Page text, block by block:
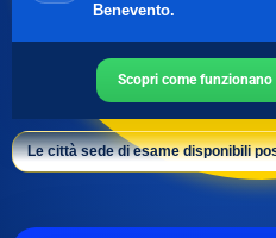
Benevento.
Scopri come
Le città sede di esame disponibili